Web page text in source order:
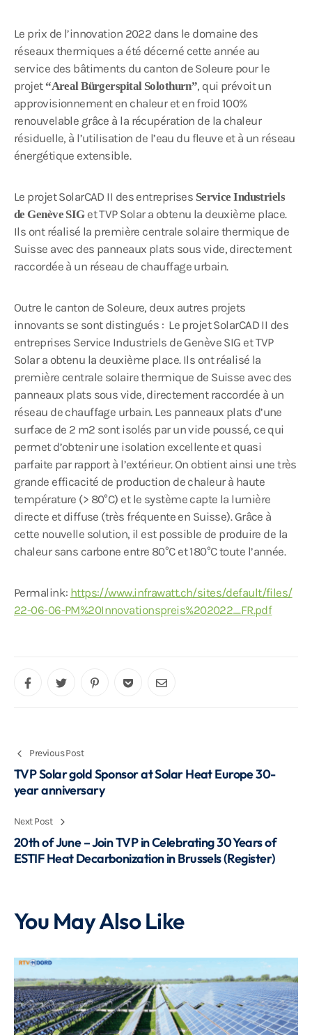
Le prix de l’innovation 2022 dans le domaine des
réseaux thermiques a été décerné cette année au
service des bâtiments du canton de Soleure pour le
projet “Areal Bürgerspital Solothurn”, qui prévoit un
approvisionnement en chaleur et en froid 100%
renouvelable grâce à la récupération de la chaleur
résiduelle, à l’utilisation de l’eau du fleuve et à un réseau
énergétique extensible.
Le projet SolarCAD II des entreprises Service Industriels
de Genève SIGet TVP Solar a obtenu la deuxième place.
Ils ont réalisé la première centrale solaire thermique de
Suisse avec des panneaux plats sous vide, directement
raccordée à un réseau de chauffage urbain.
Outre le canton de Soleure, deux autres projets
innovants se sont distingués : Le projet SolarCAD II des
entreprises Service Industriels de Genève SIG et TVP
Solar a obtenu la deuxième place. Ils ont réalisé la
première centrale solaire thermique de Suisse avec des
panneaux plats sous vide, directement raccordée à un
réseau de chauffage urbain. Les panneaux plats d’une
surface de 2 m2 sont isolés par un vide poussé, ce qui
permet d’obtenir une isolation excellente et quasi
parfaite par rapport à l’extérieur. On obtient ainsi une très
grande efficacité de production de chaleur à haute
température (> 80°C) et le système capte la lumière
directe et diffuse (très fréquente en Suisse). Grâce à
cette nouvelle solution, il est possible de produire de la
chaleur sans carbone entre 80°C et 180°C toute l’année.
Permalink: https://www.infrawatt.ch/sites/default/files/
22-06-06-PM%20Innovationspreis%202022_FR.pdf
Previous Post
TVP Solar gold Sponsor at Solar Heat Europe 30-
year anniversary
Next Post
20th of June – Join TVP in Celebrating 30 Years of
ESTIF Heat Decarbonization in Brussels (Register)
You May Also Like